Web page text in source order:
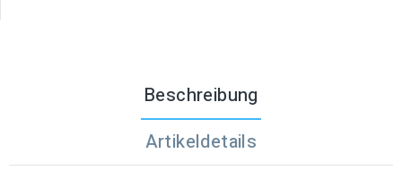
Beschreibung
Artikeldetails